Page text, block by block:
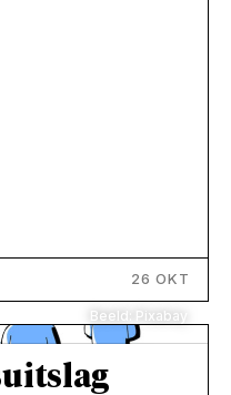
26 OKT
Beeld: Pixabay